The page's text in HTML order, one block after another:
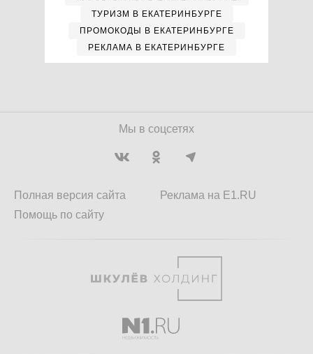
ТУРИЗМ В ЕКАТЕРИНБУРГЕ
ПРОМОКОДЫ В ЕКАТЕРИНБУРГЕ
РЕКЛАМА В ЕКАТЕРИНБУРГЕ
Мы в соцсетях
Полная версия сайта
Помощь по сайту
Реклама на E1.RU